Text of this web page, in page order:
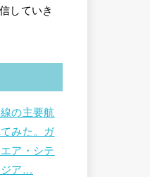
していき
の主要航
みた。ガ
ア・シテ
ジア…